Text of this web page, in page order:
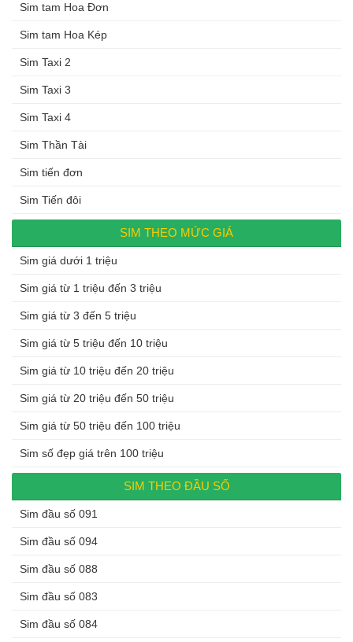
Sim tam Hoa Đơn
Sim tam Hoa Kép
Sim Taxi 2
Sim Taxi 3
Sim Taxi 4
Sim Thần Tài
Sim tiến đơn
Sim Tiến đôi
SIM THEO MỨC GIÁ
Sim giá dưới 1 triệu
Sim giá từ 1 triệu đến 3 triệu
Sim giá từ 3 đến 5 triệu
Sim giá từ 5 triệu đến 10 triệu
Sim giá từ 10 triệu đến 20 triệu
Sim giá từ 20 triệu đến 50 triệu
Sim giá từ 50 triệu đến 100 triệu
Sim số đẹp giá trên 100 triệu
SIM THEO ĐẦU SỐ
Sim đầu số 091
Sim đầu số 094
Sim đầu số 088
Sim đầu số 083
Sim đầu số 084